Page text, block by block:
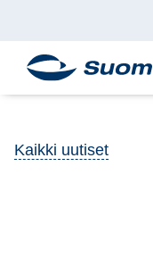
Kaikki uutiset